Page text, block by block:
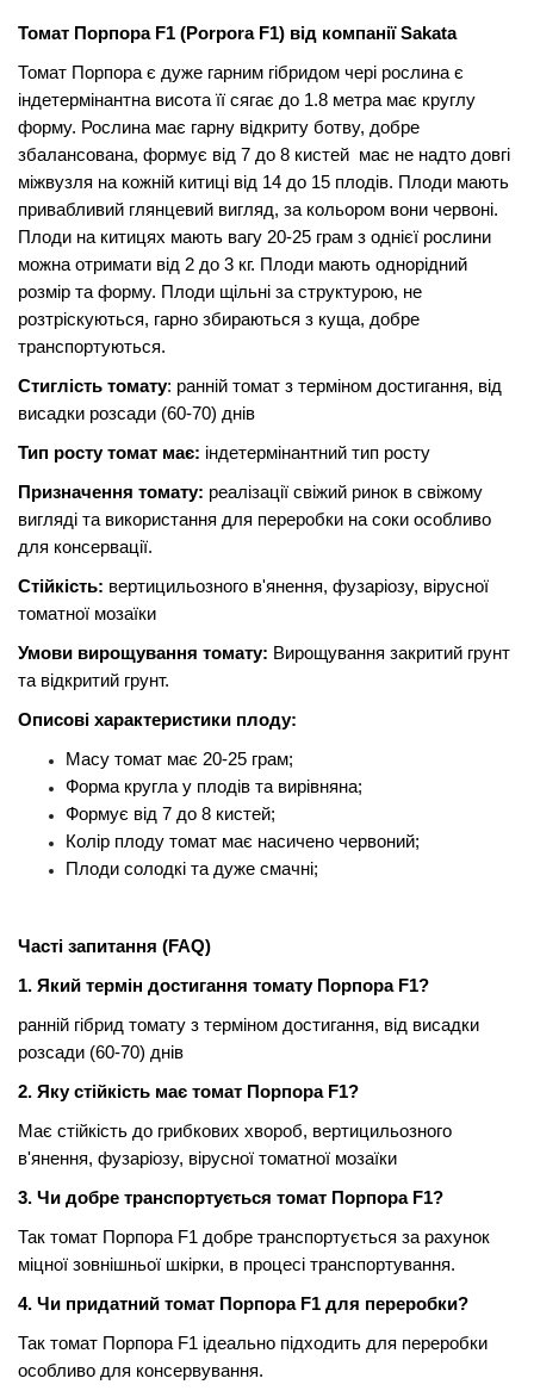
Томат Порпора F1 (Porpora F1) від компанії Sakata
Томат Порпора є дуже гарним гібридом чері рослина є
індетермінантна висота її сягає до 1.8 метра має круглу
форму. Рослина має гарну відкриту ботву, добре
збалансована, формує від 7 до 8 кистей має не надто довгі
міжвузля на кожній китиці від 14 до 15 плодів. Плоди мають
привабливий глянцевий вигляд, за кольором вони червоні.
Плоди на китицях мають вагу 20-25 грам з однієї рослини
можна отримати від 2 до 3 кг. Плоди мають однорідний
розмір та форму. Плоди щільні за структурою, не
розтріскуються, гарно збираються з куща, добре
транспортуються.
Стиглість томату: ранній томат з терміном достигання, від
висадки розсади (60-70) днів
Тип росту томат має: індетермінантний тип росту
Призначення томату: реалізації свіжий ринок в свіжому
вигляді та використання для переробки на соки особливо
для консервації.
Стійкість: вертицильозного в'янення, фузаріозу, вірусної
томатної мозаїки
Умови вирощування томату: Вирощування закритий грунт
та відкритий грунт.
Описові характеристики плоду:
Масу томат має 20-25 грам;
Форма кругла у плодів та вирівняна;
Формує від 7 до 8 кистей;
Колір плоду томат має насичено червоний;
Плоди солодкі та дуже смачні;
Часті запитання (FAQ)
1. Який термін достигання томату Порпора F1?
ранній гібрид томату з терміном достигання, від висадки
розсади (60-70) днів
2. Яку стійкість має томат Порпора F1?
Має стійкість до грибкових хвороб, вертицильозного
в'янення, фузаріозу, вірусної томатної мозаїки
3. Чи добре транспортується томат Порпора F1?
Так томат Порпора F1 добре транспортується за рахунок
міцної зовнішньої шкірки, в процесі транспортування.
4. Чи придатний томат Порпора F1 для переробки?
Так томат Порпора F1 ідеально підходить для переробки
особливо для консервування.